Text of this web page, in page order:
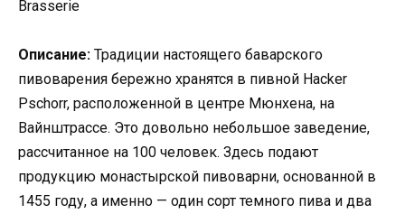
Brasserie
Описание: Традиции настоящего баварского
пивоварения бережно хранятся в пивной Hacker
Pschorr, расположенной в центре Мюнхена, на
Вайнштрассе. Это довольно небольшое заведение,
рассчитанное на 100 человек. Здесь подают
продукцию монастырской пивоварни, основанной в
1455 году, а именно — один сорт темного пива и два